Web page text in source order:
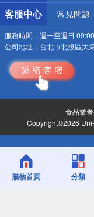
客服中心 常見問題
服務時間： 週一至週日
公司地址： 台北市北投區大
食品業
Copyright©2026
購物首頁 分類